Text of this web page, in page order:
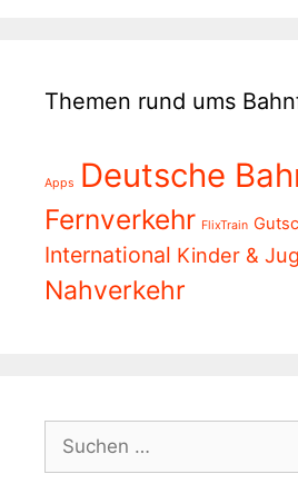
Themen rund ums
Apps Deutsche
Fernverkehr FlixTrain
International Kinder &
Nahverkehr
nach: